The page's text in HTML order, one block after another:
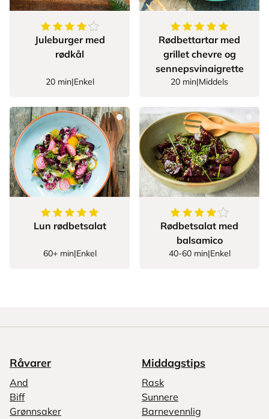
4.75av 5stjerner
Juleburger med
rødkål
20 min|Enkel
5av5stjerner
Rødbettartar med
grillet chevre og
sennepsvinaigrette
20 min|Middels
5av5stjerner
Lun rødbetsalat
60+ min|Enkel
4av5stjerner
Rødbetsalat med
balsamico
40-60 min|Enkel
Råvarer
And
Biff
Grønnsaker
Middagstips
Rask
Sunnere
Barnevennlig